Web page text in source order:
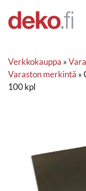
sisältöön
Verkkokauppa »
Varaston merkintä »
100 kpl